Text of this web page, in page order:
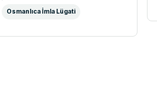
Osmanlıca İmla Lügati